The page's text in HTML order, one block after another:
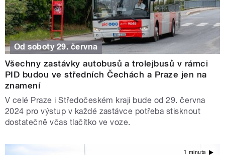
Od soboty 29. června
Všechny zastávky autobusů a trolejbusů v rámci
PID budou ve středních Čechách a Praze jen na
znamení
V celé Praze i Středočeském kraji bude od 29. června
2024 pro výstup v každé zastávce potřeba stisknout
dostatečně včas tlačítko ve voze.
1 minuta